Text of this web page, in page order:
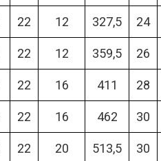
22 12 327,5 24
22 12 359,5 26
22 16 411 28
22 16 462 30
22 20 513,5 30